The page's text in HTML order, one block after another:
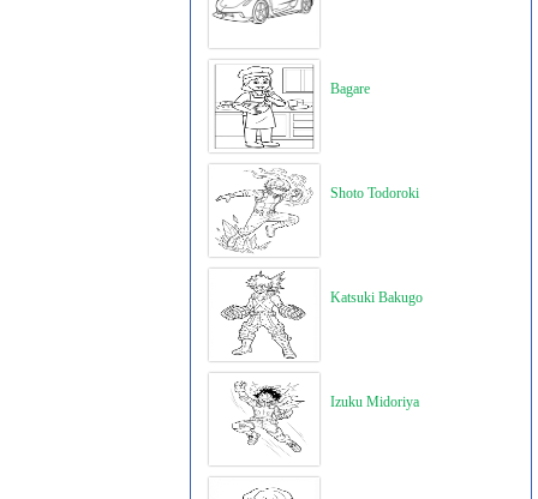
Bagare
Shoto Todoroki
Katsuki Bakugo
Izuku Midoriya